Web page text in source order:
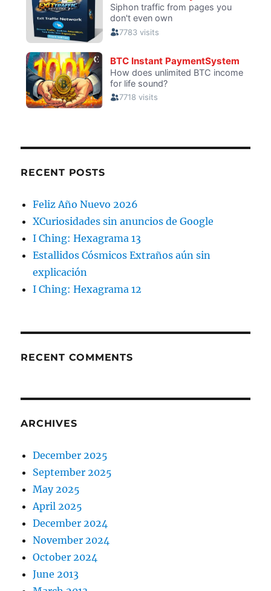
RECENT POSTS
Feliz Año Nuevo 2026
XCuriosidades sin anuncios de Google
I Ching: Hexagrama 13
Estallidos Cósmicos Extraños aún sin
explicación
I Ching: Hexagrama 12
RECENT COMMENTS
ARCHIVES
December 2025
September 2025
May 2025
April 2025
December 2024
November 2024
October 2024
June 2013